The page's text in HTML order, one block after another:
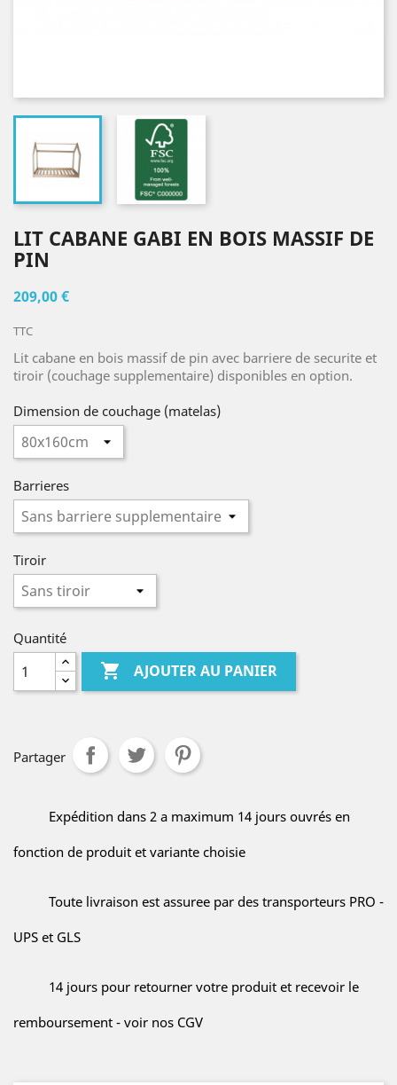
LIT CABANE GABI EN BOIS MASSIF DE
PIN
209,00 €
TTC
Lit cabane en bois massif de pin avec barriere de securite et
tiroir (couchage supplementaire) disponibles en option.
Dimension de couchage (matelas)
Barrieres
Tiroir
Quantité
 AJOUTER AU PANIER
Partager
Expédition dans 2 a maximum 14 jours ouvrés en
fonction de produit et variante choisie
Toute livraison est assuree par des transporteurs PRO -
UPS et GLS
14 jours pour retourner votre produit et recevoir le
remboursement - voir nos CGV